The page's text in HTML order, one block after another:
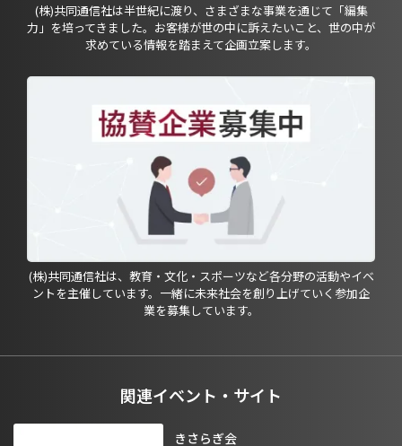
(株)共同通信社は半世紀に渡り、さまざまな事業を通じて「編集
力」を培ってきました。お客様が世の中に訴えたいこと、世の中が
求めている情報を踏まえて企画立案します。
(株)共同通信社は、教育・文化・スポーツなど各分野の活動やイベ
ントを主催しています。一緒に未来社会を創り上げていく参加企
業を募集しています。
関連イベント・サイト
きさらぎ会